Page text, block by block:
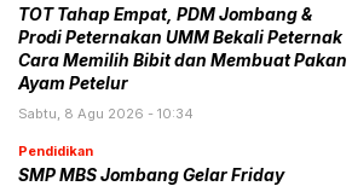
TOT Tahap Empat, PDM Jombang &
Prodi Peternakan UMM Bekali Peternak
Cara Memilih Bibit dan Membuat Pakan
Ayam Petelur
Sabtu, 8 Agu 2026 - 10:34
Pendidikan
SMP MBS Jombang Gelar Friday